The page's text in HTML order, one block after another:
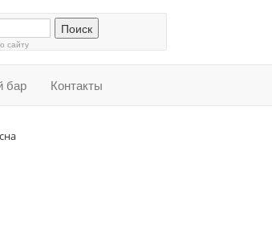
сайту
бар Контакты